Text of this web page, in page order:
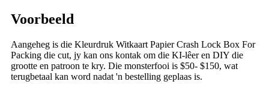
Voorbeeld
Aangeheg is die Kleurdruk Witkaart Papier Crash Lock Box For
Packing die cut, jy kan ons kontak om die KI-lêer en DIY die
grootte en patroon te kry. Die monsterfooi is $50- $150, wat
terugbetaal kan word nadat 'n bestelling geplaas is.